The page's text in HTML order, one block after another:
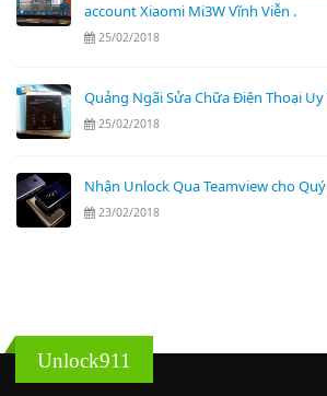
account Xiaomi Mi3W Vĩnh Viễn .
25/02/2018
Quảng Ngãi Sửa Chữa Điện Thoại
25/02/2018
Nhận Unlock Qua Teamview cho
23/02/2018
Unlock911